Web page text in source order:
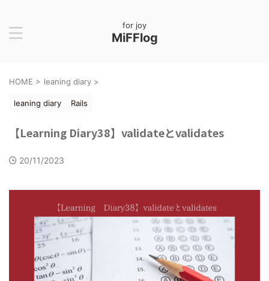
for joy
MiFFlog
HOME > leaning diary >
leaning diary Rails
【Learning Diary38】validateとvalidates
20/11/2023